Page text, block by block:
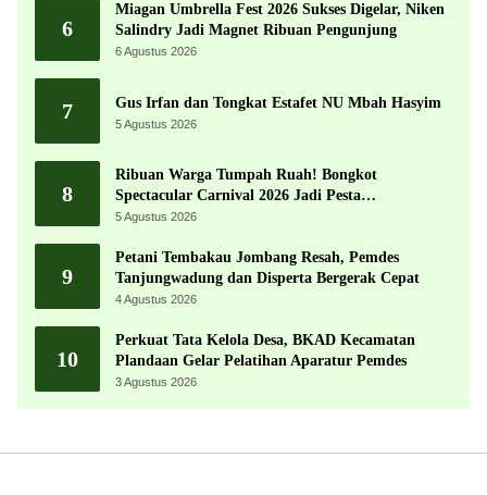
6
Miagan Umbrella Fest 2026 Sukses Digelar, Niken
Salindry Jadi Magnet Ribuan Pengunjung
6 Agustus 2026
7 Gus Irfan dan Tongkat Estafet NU Mbah Hasyim
5 Agustus 2026
8
Ribuan Warga Tumpah Ruah! Bongkot
Spectacular Carnival 2026 Jadi Pesta
Kemerdekaan Terbesar di Peterongan
5 Agustus 2026
9
Petani Tembakau Jombang Resah, Pemdes
Tanjungwadung dan Disperta Bergerak Cepat
4 Agustus 2026
10
Perkuat Tata Kelola Desa, BKAD Kecamatan
Plandaan Gelar Pelatihan Aparatur Pemdes
3 Agustus 2026